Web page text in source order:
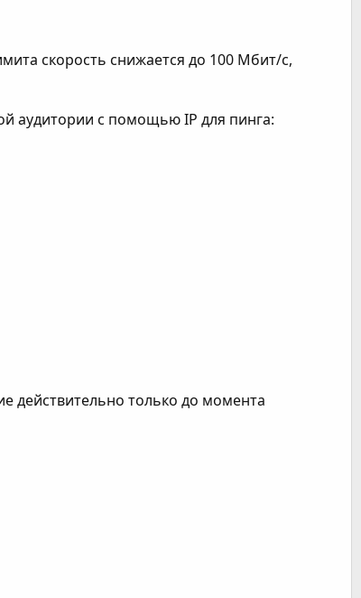
скорость снижается до 100 Мбит/с,
аудитории с помощью IP для пинга:
действительно только до момента